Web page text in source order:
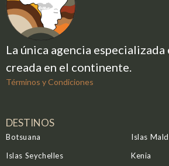
La única agencia
creada en el continente.
Términos y Condiciones
DESTINOS
Botsuana
Islas
Islas Seychelles
Kenia